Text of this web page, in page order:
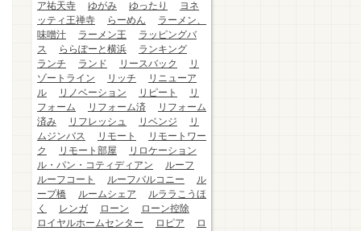
ア祐天寺
ゆがみ ゆったり
ヨネ
ッティ王禅寺
らーめん
ラーメン、
味噌汁
ラーメン王
ラッピングバ
ス
ららぽーと横浜
ランキング
ランチ
ランド リースバック
リ
ゾートライン
リッチ
リニューア
ル
リノベーション リピート
リ
フォーム
リフォーム済
リフォーム
済み
リフレッシュ リベンジ
リ
ムジンバス
リモート
リモートワー
ク
リモート部屋
リロケーション
ル・パン・コティディアン
ルーフ
ルーフコート
ルーフバルコニー
ル
ープ橋
ルームシェア
ルララこうほ
く
レンガ ローン
ローン控除
ロイヤルホームセンター
ロピア
ロ